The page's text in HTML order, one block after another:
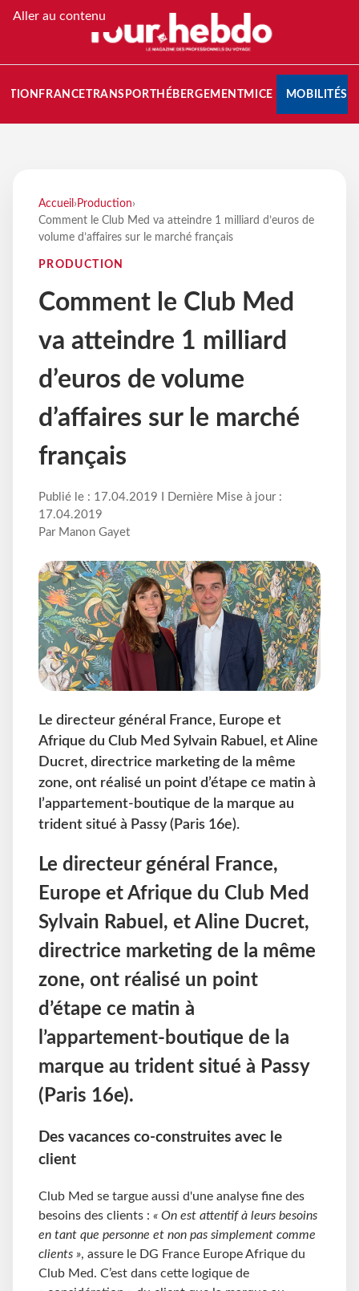
Aller au contenu
FRANCETRANSPORT HÉBERGEMENTMICE MOBILITÉS
Accueil › Production›
Comment le Club Med va atteindre 1 milliard d’euros de
volume d’affaires sur le marché français
PRODUCTION
Comment le Club Med
va atteindre 1 milliard
d’euros de volume
d’affaires sur le marché
français
Publié le : 17.04.2019 I Dernière Mise à jour :
17.04.2019
Par Manon Gayet
Le directeur général France, Europe et
Afrique du Club Med Sylvain Rabuel, et Aline
Ducret, directrice marketing de la même
zone, ont réalisé un point d’étape ce matin à
l’appartement-boutique de la marque au
trident situé à Passy (Paris 16e).
Le directeur général France,
Europe et Afrique du Club Med
Sylvain Rabuel, et Aline Ducret,
directrice marketing de la même
zone, ont réalisé un point
d’étape ce matin à
l’appartement-boutique de la
marque au trident situé à Passy
(Paris 16e).
Des vacances co-construites avec le
client
Club Med se targue aussi d'une analyse fine des
besoins des clients : « On est attentif à leurs besoins
en tant que personne et non pas simplement comme
clients », assure le DG France Europe Afrique du
Club Med. C’est dans cette logique de